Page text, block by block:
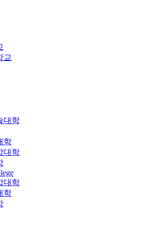
교
대학
학
대학
대학
학